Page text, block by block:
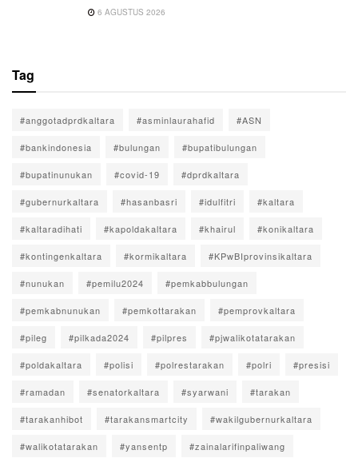
6 AGUSTUS 2026
Tag
#anggotadprdkaltara #asminlaurahafid #ASN
#bankindonesia #bulungan #bupatibulungan
#bupatinunukan #covid-19 #dprdkaltara
#gubernurkaltara #hasanbasri #idulfitri #kaltara
#kaltaradihati #kapoldakaltara #khairul #konikaltara
#kontingenkaltara #kormikaltara #KPwBIprovinsikaltara
#nunukan #pemilu2024 #pemkabbulungan
#pemkabnunukan #pemkottarakan #pemprovkaltara
#pileg #pilkada2024 #pilpres #pjwalikotatarakan
#poldakaltara #polisi #polrestarakan #polri #presisi
#ramadan #senatorkaltara #syarwani #tarakan
#tarakanhibot #tarakansmartcity #wakilgubernurkaltara
#walikotatarakan #yansentp #zainalarifinpaliwang